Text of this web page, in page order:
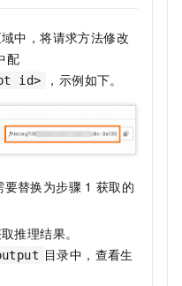
中，将请求方法修改
配
id> ，示例如下。
要替换为步骤 1 获取的
推理结果。
目录中，查看生